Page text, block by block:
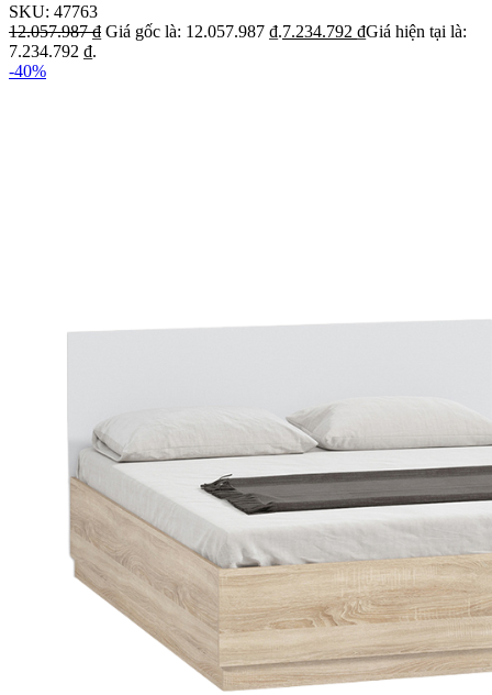
SKU: 47763
12.057.987₫ Giá gốc là: 12.057.987 ₫.7.234.792 ₫Giá hiện tại là:
7.234.792 ₫.
-40%